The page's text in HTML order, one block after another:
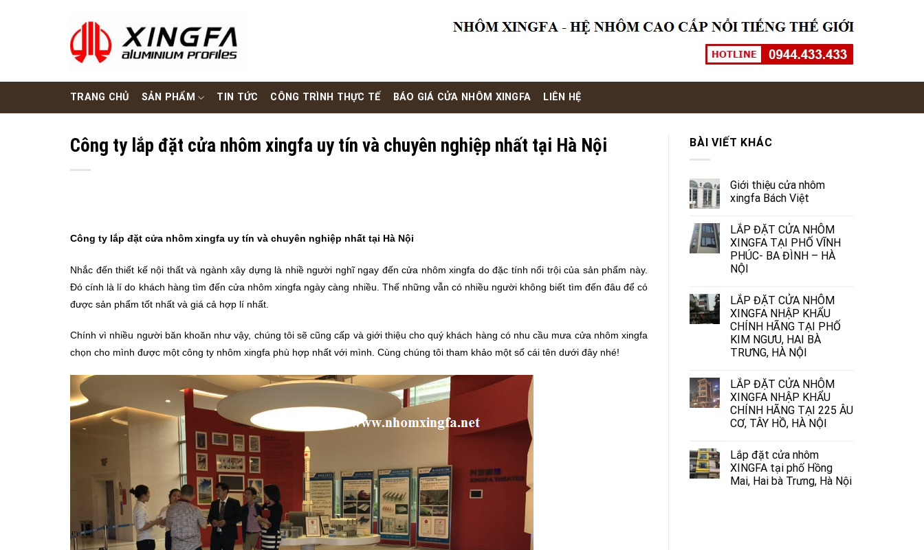
TRANG CHỦ SẢN PHẨM TIN TỨC CÔNG TRÌNH THỰC TẾ BÁO GIÁ CỬA NHÔM XINGFA LIÊN HỆ
Công ty lắp đặt cửa nhôm xingfa uy tín và chuyên nghiệp nhất tại Hà Nội
Công ty lắp đặt cửa nhôm xingfa uy tín và chuyên nghiệp nhất tại Hà Nội
Nhắc đến thiết kế nội thất và ngành xây dựng là nhiề người nghĩ ngay đến cửa nhôm xingfa do đặc tính nổi trội của sản phẩm này.
Đó cính là lí do khách hàng tìm đến cửa nhôm xingfa ngày càng nhiều. Thế những vẫn có nhiều người không biết tìm đến đâu để có
được sản phẩm tốt nhất và giá cả hợp lí nhất.
Chính vì nhiều người băn khoăn như vậy, chúng tôi sẽ cũng cấp và giới thiệu cho quý khách hàng có nhu cầu mưa cửa nhôm xingfa
chọn cho mình được một công ty nhôm xingfa phù hợp nhất với mình. Cùng chúng tôi tham khảo một số cái tên dưới đây nhé!
BÀI VIẾT KHÁC
Giới thiệu cửa nhôm
xingfa Bách Việt
LẮP ĐẶT CỬA NHÔM
XINGFA TẠI PHỐ VĨNH
PHÚC- BA ĐÌNH – HÀ
NỘI
LẮP ĐẶT CỬA NHÔM
XINGFA NHẬP KHẨU
CHÍNH HÃNG TẠI PHỐ
KIM NGƯU, HAI BÀ
TRƯNG, HÀ NỘI
LẮP ĐẶT CỬA NHÔM
XINGFA NHẬP KHẨU
CHÍNH HÃNG TẠI 225 ÂU
CƠ, TÂY HỒ, HÀ NỘI
Lắp đặt cửa nhôm
XINGFA tại phố Hồng
Mai, Hai bà Trưng, Hà Nội